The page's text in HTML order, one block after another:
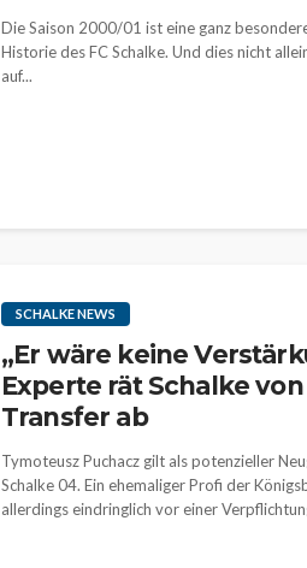
Die Saison 2000/01 ist eine ganz
Historie des FC Schalke. Und dies nicht
auf...
SCHALKE NEWS
„Er wäre keine
Experte rät Schalke von
Transfer ab
Tymoteusz Puchacz gilt als potenzieller
Schalke 04. Ein ehemaliger Profi der
allerdings eindringlich vor einer